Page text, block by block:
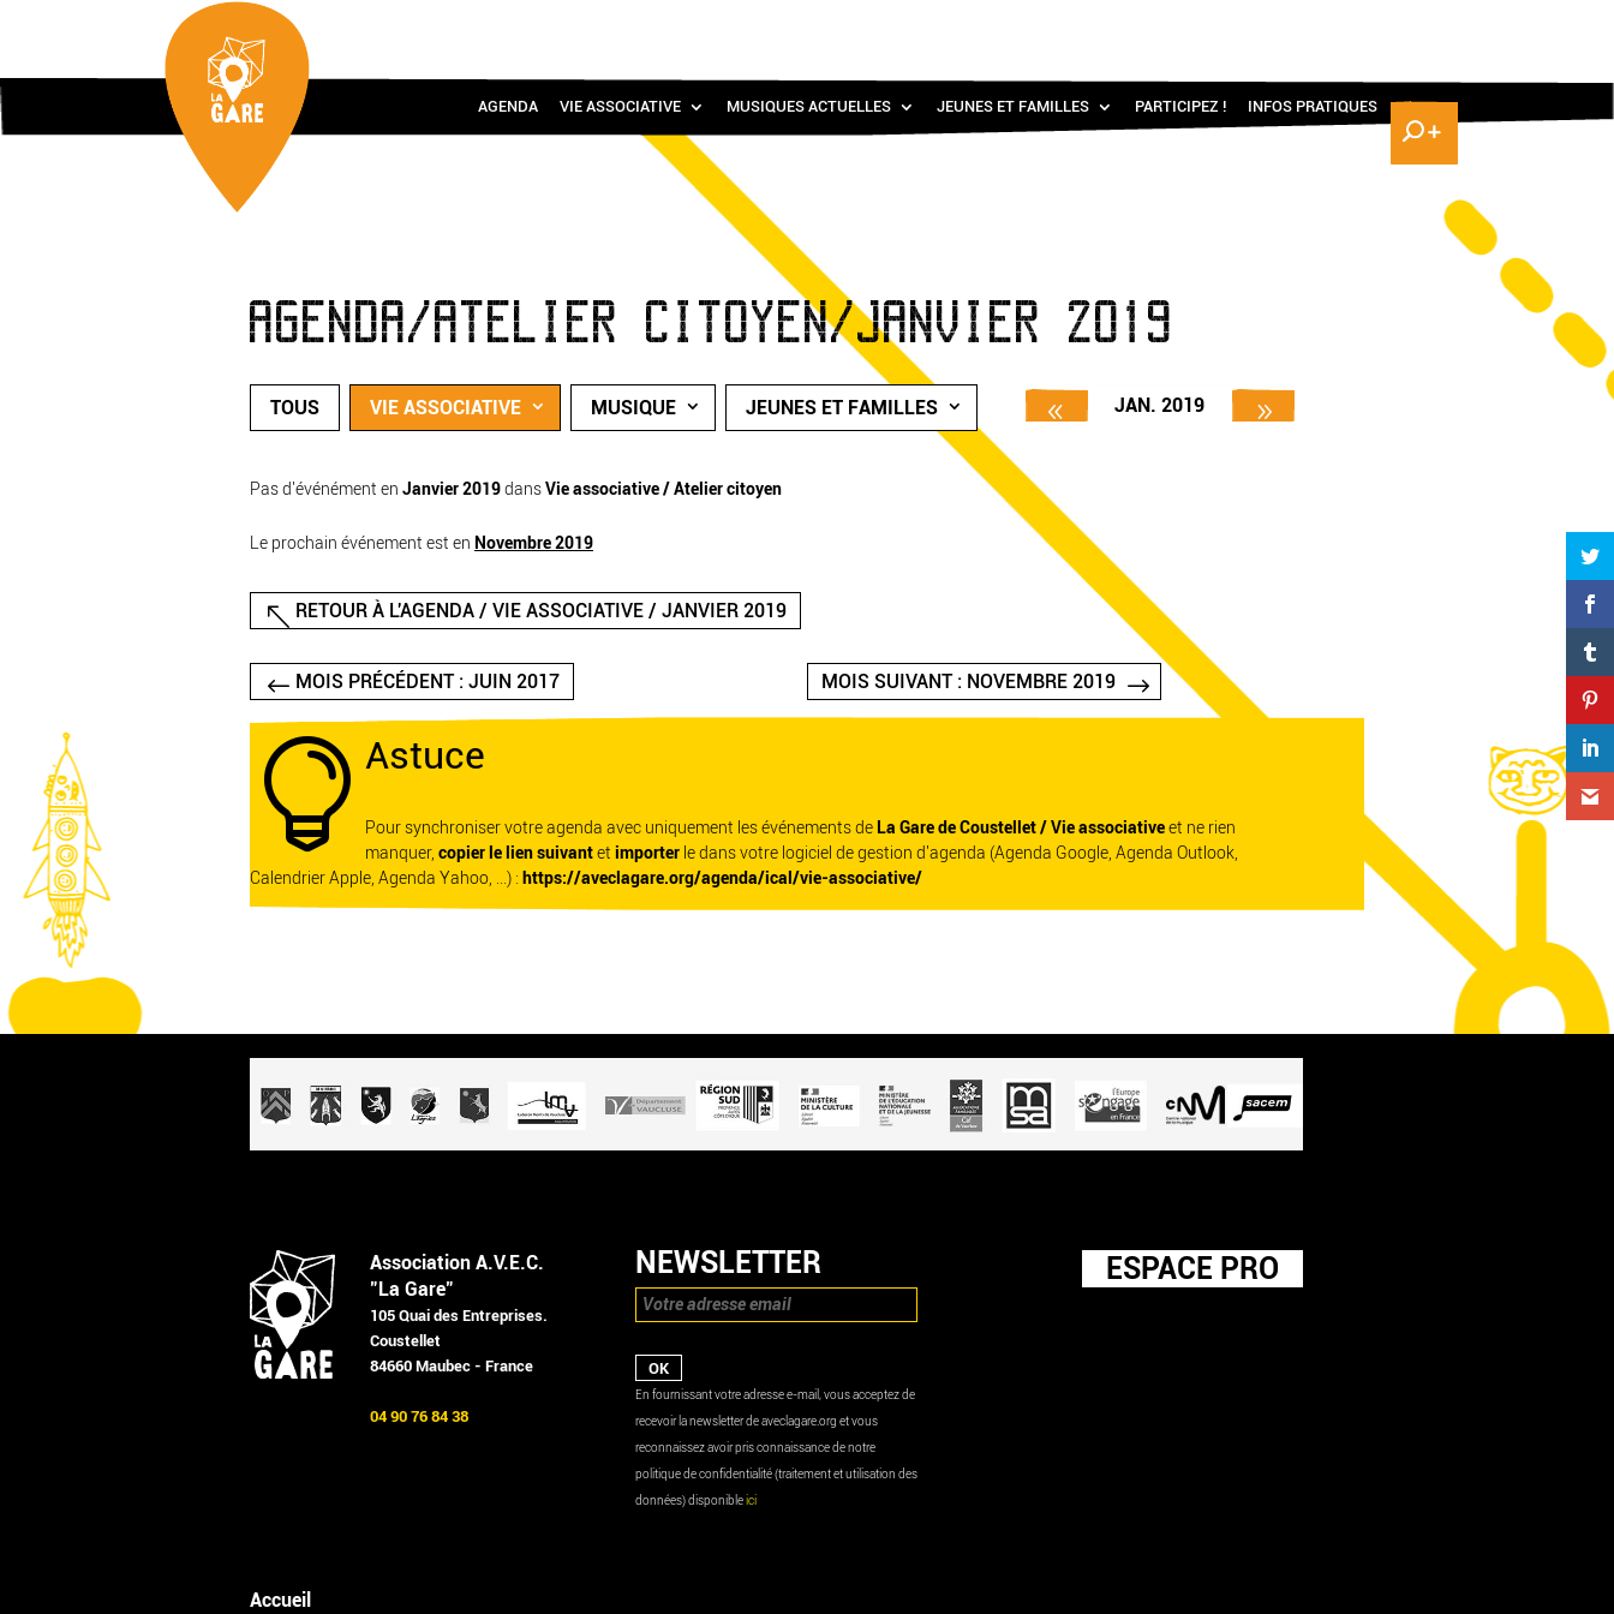
AGENDA VIE ASSOCIATIVE MUSIQUES ACTUELLES JEUNES ET FAMILLES PARTICIPEZ ! INFOS PRATIQUES
AGENDA/ATELIER CITOYEN/JANVIER 2019
JAN. 2019
TOUS VIE ASSOCIATIVE MUSIQUE JEUNES ET FAMILLES
Pas d'événément en Janvier 2019dansVie associative / Atelier citoyen
Le prochain événement est en Novembre 2019
RETOUR À L'AGENDA / VIE ASSOCIATIVE / JANVIER 2019
MOIS PRÉCÉDENT : JUIN 2017 MOIS SUIVANT : NOVEMBRE 2019
 Astuce
Pour synchroniser votre agenda avec uniquement les événements de La Gare de Coustellet / Vie associativeet ne rien
manquer, copier le lien suivantet importer le dans votre logiciel de gestion d'agenda (Agenda Google, Agenda Outlook,
Calendrier Apple, Agenda Yahoo, ...) : https://aveclagare.org/agenda/ical/vie-associative/
Association A.V.E.C.
"La Gare"
105 Quai des Entreprises.
Coustellet
84660 Maubec - France
04 90 76 84 38
NEWSLETTER
En fournissant votre adresse e-mail, vous acceptez de
recevoir la newsletter de aveclagare.org et vous
reconnaissez avoir pris connaissance de notre
politique de confidentialité (traitement et utilisation des
données) disponibleici
ESPACE PRO
Accueil